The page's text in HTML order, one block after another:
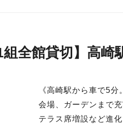
組全館貸切】高
《高崎駅から車で5
会場、ガーデンまで
テラス席増設など進